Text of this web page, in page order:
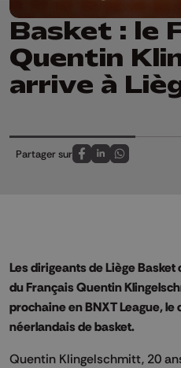
Basket : le
Quentin
arrive à
Partager sur
Partagez sur FaceBook
Partagez sur
Partagez sur
Les dirigeants de Liège
du Français Quentin
prochaine en BNXT League,
néerlandais de basket.
Quentin Klingelschmitt, 20